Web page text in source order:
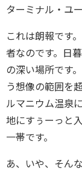
ターミナル・ユ
これは朗報です
者なのです。日
の深い場所です
う想像の範囲を
ルマニウム温泉
地にすぅーっと
一帯です。
あ、いや、そん